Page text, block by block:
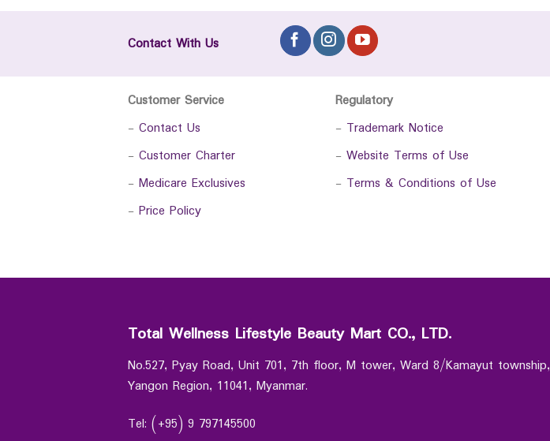
Contact With Us
Customer Service
- Contact Us
- Customer Charter
- Medicare Exclusives
- Price Policy
Regulatory
- Trademark Notice
- Website Terms of Use
- Terms & Conditions of Use
Total Wellness Lifestyle Beauty Mart CO., LTD.
No.527, Pyay Road, Unit 701, 7th floor, M tower, Ward 8/Kamayut township,
Yangon Region, 11041, Myanmar.
Tel: (+95) 9 797145500